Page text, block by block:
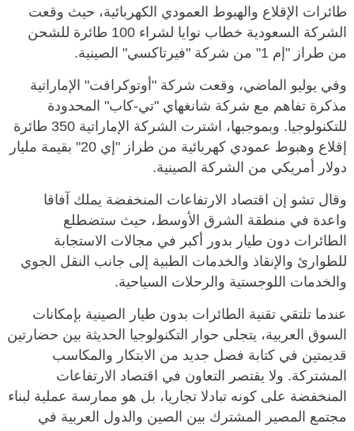
طائرات الإقلاع والهبوط العمودي الكهربائية، حيث وقعت
الشركة السعودية خطاب نوايا لشراء 100 طائرة للشحن
من طراز "إم 1" من شركة "فيرتاكسي" الصينية.
وفي يوليو الماضي، وقعت شركة "أوتوكرافت" الإماراتية
مذكرة تفاهم مع شركة شانغهاي "تي-كاب" المحدودة
للتكنولوجيا. وبموجبها، اشترت الشركة الإماراتية 350 طائرة
إقلاع وهبوط عمودي كهربائية من طراز "إي 20" بقيمة مليار
دولار أمريكي من الشركة الصينية.
وقال تشو إن اقتصاد الارتفاعات المنخفضة يملك آفاقا
واعدة في منطقة الشرق الأوسط، حيث ستضطلع
الطائرات دون طيار بدور أكبر في مجالات الاستجابة
للطوارئ والإنقاذ والخدمات الطبية إلى جانب النقل الجوي
والخدمات اللوجستية والرحلات السياحية.
عندما تلتقي تقنية الطائرات بدون طيار الصينية بإمكانات
السوق العربية، يتجلى حوار التكنولوجيا الحديثة بين حضارتين
قديمتين في كتابة فصل جديد من الابتكار والمكاسب
المشتركة. ولا يقتصر التعاون في اقتصاد الارتفاعات
المنخفضة على كونه تبادلا تجاريا، بل هو ممارسة عملية لبناء
مجتمع المصير المشترك بين الصين والدول العربية في